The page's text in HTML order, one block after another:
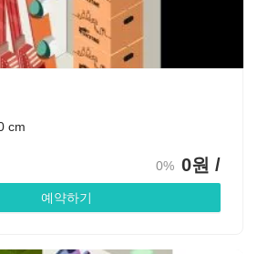
cm
0% 0원 /
예약하기